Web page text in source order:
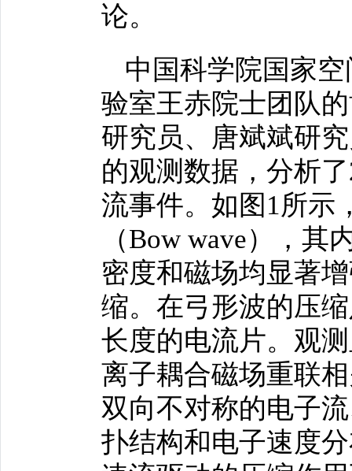
论。
中国科学院国家
验室王赤院士团队
研究员、唐斌斌研
的观测数据，分析
流事件。如图1所示
（Bow wave），
密度和磁场均显著
缩。在弓形波的压
长度的电流片。观
离子耦合磁场重联
双向不对称的电子
扑结构和电子速度